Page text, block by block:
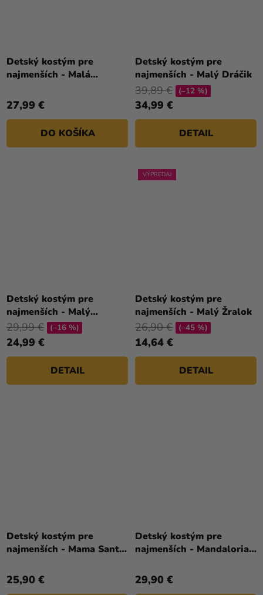
Detský kostým pre
najmenších - Malá
27,99 €
DO KOŠÍKA
Detský kostým pre
najmenších - Malý Dráčik
34,99 €
39,89 € (–12 %)
DETAIL
Detský kostým pre
najmenších - Malý
netopier
24,99 €
29,99 € (–16 %)
DETAIL
VÝPREDAJ
Detský kostým pre
najmenších - Malý Žralok
14,64 €
26,90 € (–45 %)
DETAIL
Detský kostým pre
najmenších - Mama Santa
25,90 €
Detský kostým pre
najmenších - Mandalorian
29,90 €